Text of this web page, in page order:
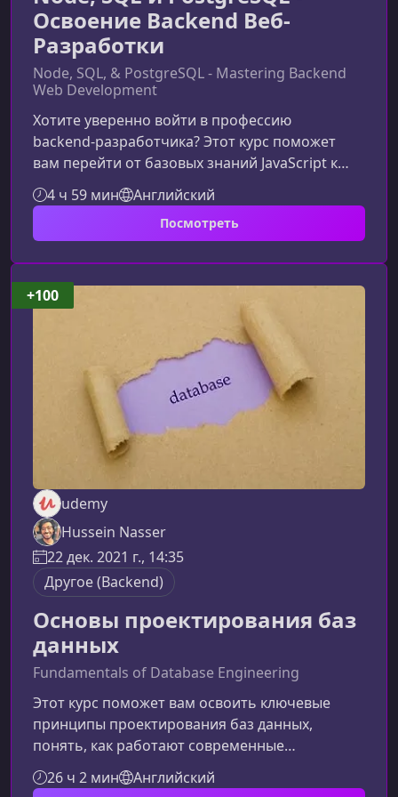
Освоение Backend Веб-
Разработки
Node, SQL, & PostgreSQL - Mastering Backend
Web Development
Хотите уверенно войти в профессию
backend‑разработчика? Этот курс поможет
вам перейти от базовых знаний JavaScript к
созданию полноценных серверных
приложений на Node.js, SQL и PostgreSQL,
опираясь на реальные практики индустрии и
курсаКурс последовательно проводит вас
через ключевые навыки backend‑разработки,
позволяя не просто изучить технологии, а
применять их сразу в трех самостоятельных
4 ч 59 мин Английский
Посмотреть
udemy
Hussein Nasser
22 дек. 2021 г., 14:35
Другое (Backend)
Основы проектирования баз
данных
Fundamentals of Database Engineering
Этот курс поможет вам освоить ключевые
принципы проектирования баз данных,
понять, как работают современные
механизмы хранения, и научиться принимать
взвешенные архитектурные решения.
26 ч 2 мин Английский
+100